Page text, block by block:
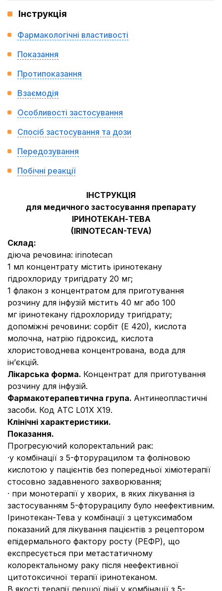
Інструкція
Фармакологічні властивості
Показання
Протипоказання
Взаємодія
Особливості застосування
Спосіб застосування та дози
Передозування
Побічні реакції
ІНСТРУКЦІЯ
для медичного застосування препарату
ІРИНОТЕКАН-ТЕВА
(IRINOTECAN-TEVA)
Склад:
діюча речовина: irinotecan
1 мл концентрату містить іринотекану
гідрохлориду тригідрату 20 мг;
1 флакон з концентратом для приготування
розчину для інфузій містить 40 мг або 100
мг іринотекану гідрохлориду тригідрату;
допоміжні речовини: сорбіт (Е 420), кислота
молочна, натрію гідроксид, кислота
хлористоводнева концентрована, вода для
ін’єкцій.
Лікарська форма. Концентрат для приготування
розчину для інфузій.
Фармакотерапевтична група. Антинеопластичні
засоби. Код АТС L01X X19.
Клінічні характеристики.
Показання.
Прогресуючий колоректальний рак:
·у комбінації з 5-фторурацилом та фоліновою
кислотою у пацієнтів без попередньої хіміотерапії
стосовно задавненого захворювання;
· при монотерапії у хворих, в яких лікування із
застосуванням 5-фторурацилу було неефективним.
Іринотекан-Тева у комбінації з цетуксимабом
показаний для лікування пацієнтів з рецептором
епідермального фактору росту (РЕФР), що
експресується при метастатичному
колоректальному раку після неефективної
цитотоксичної терапії іринотеканом.
В якості терапії першої лінії у комбінації з 5-